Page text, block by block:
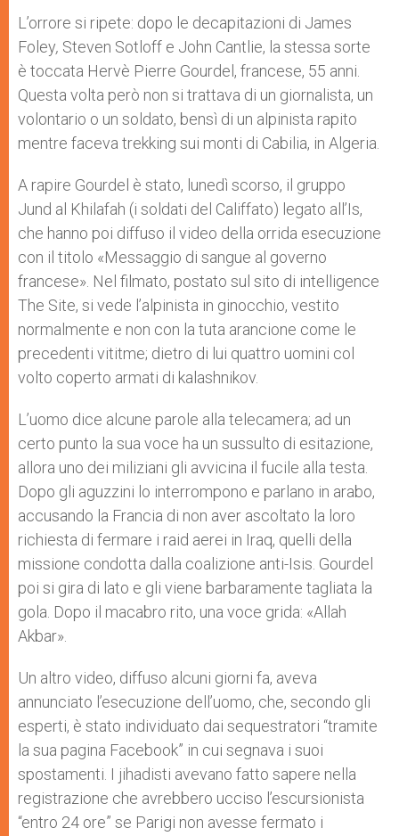
p
p
g
e
r
o
k
r
L’orrore si ripete: dopo le decapitazioni di James
Foley, Steven Sotloff e John Cantlie, la stessa sorte
è toccata Hervè Pierre Gourdel, francese, 55 anni.
Questa volta però non si trattava di un giornalista, un
volontario o un soldato, bensì di un alpinista rapito
mentre faceva trekking sui monti di Cabilia, in Algeria.
A rapire Gourdel è stato, lunedì scorso, il gruppo
Jund al Khilafah (i soldati del Califfato) legato all’Is,
che hanno poi diffuso il video della orrida esecuzione
con il titolo «Messaggio di sangue al governo
francese». Nel filmato, postato sul sito di intelligence
The Site, si vede l’alpinista in ginocchio, vestito
normalmente e non con la tuta arancione come le
precedenti vititme; dietro di lui quattro uomini col
volto coperto armati di kalashnikov.
L’uomo dice alcune parole alla telecamera; ad un
certo punto la sua voce ha un sussulto di esitazione,
allora uno dei miliziani gli avvicina il fucile alla testa.
Dopo gli aguzzini lo interrompono e parlano in arabo,
accusando la Francia di non aver ascoltato la loro
richiesta di fermare i raid aerei in Iraq, quelli della
missione condotta dalla coalizione anti-Isis. Gourdel
poi si gira di lato e gli viene barbaramente tagliata la
gola. Dopo il macabro rito, una voce grida: «Allah
Akbar».
Un altro video, diffuso alcuni giorni fa, aveva
annunciato l’esecuzione dell’uomo, che, secondo gli
esperti, è stato individuato dai sequestratori “tramite
la sua pagina Facebook” in cui segnava i suoi
spostamenti. I jihadisti avevano fatto sapere nella
registrazione che avrebbero ucciso l’escursionista
“entro 24 ore” se Parigi non avesse fermato i